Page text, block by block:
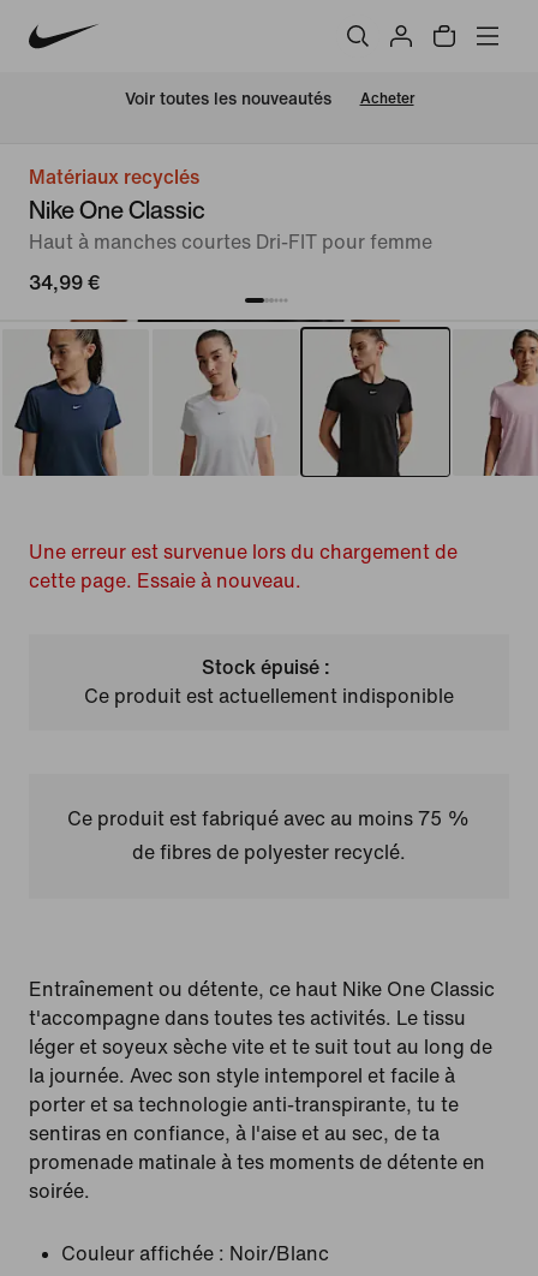
Voir toutes les nouveautés Acheter
Matériaux recyclés
Nike One Classic
Haut à manches courtes Dri-FIT pour femme
34,99 €
Une erreur est survenue lors du chargement de
cette page. Essaie à nouveau.
Stock épuisé :
Ce produit est actuellement indisponible
Ce produit est fabriqué avec au moins 75 %
de fibres de polyester recyclé.
Entraînement ou détente, ce haut Nike One Classic
t'accompagne dans toutes tes activités. Le tissu
léger et soyeux sèche vite et te suit tout au long de
la journée. Avec son style intemporel et facile à
porter et sa technologie anti-transpirante, tu te
sentiras en confiance, à l'aise et au sec, de ta
promenade matinale à tes moments de détente en
soirée.
Couleur affichée : Noir/Blanc